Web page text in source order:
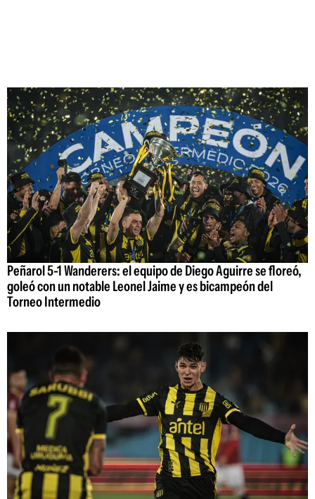
Peñarol 5-1 Wanderers: el equipo de Diego Aguirre se floreó,
goleó con un notable Leonel Jaime y es bicampeón del
Torneo Intermedio